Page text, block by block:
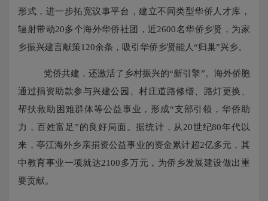
形式，进一步拓宽议事平台，建立不同类型华侨人才库，
辐射带动20多个海外华侨社团，近2600名华侨乡贤，为家
乡振兴建言献策120余条，吸引华侨乡贤能人“归巢”兴乡。
党侨共建，还激活了乡村振兴的“新引擎”。海外侨胞
通过捐资助款参与兴建公园、村庄道路修缮、路灯更换、
帮扶救助困难群体等公益事业，形成“支部引领，华侨助
力，百姓富足”的良好局面。据统计，从20世纪80年代以
来，亭江海外乡亲捐资公益事业的资金累计超2亿多元，其
中教育事业一项就达2100多万元，为侨乡发展建设做出重
要贡献。